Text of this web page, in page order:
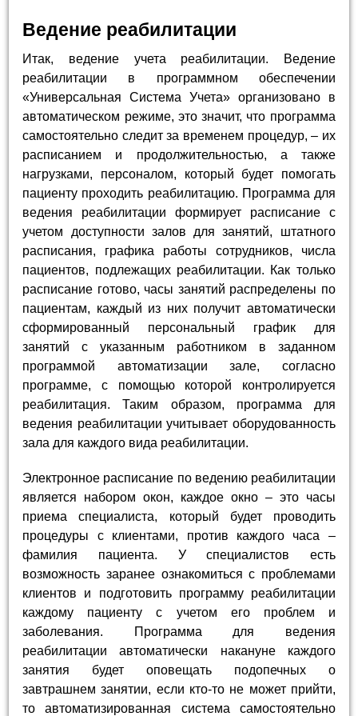
Ведение реабилитации
Итак, ведение учета реабилитации. Ведение
реабилитации в программном обеспечении
«Универсальная Система Учета» организовано в
автоматическом режиме, это значит, что программа
самостоятельно следит за временем процедур, – их
расписанием и продолжительностью, а также
нагрузками, персоналом, который будет помогать
пациенту проходить реабилитацию. Программа для
ведения реабилитации формирует расписание с
учетом доступности залов для занятий, штатного
расписания, графика работы сотрудников, числа
пациентов, подлежащих реабилитации. Как только
расписание готово, часы занятий распределены по
пациентам, каждый из них получит автоматически
сформированный персональный график для
занятий с указанным работником в заданном
программой автоматизации зале, согласно
программе, с помощью которой контролируется
реабилитация. Таким образом, программа для
ведения реабилитации учитывает оборудованность
зала для каждого вида реабилитации.
Электронное расписание по ведению реабилитации
является набором окон, каждое окно – это часы
приема специалиста, который будет проводить
процедуры с клиентами, против каждого часа –
фамилия пациента. У специалистов есть
возможность заранее ознакомиться с проблемами
клиентов и подготовить программу реабилитации
каждому пациенту с учетом его проблем и
заболевания. Программа для ведения
реабилитации автоматически накануне каждого
занятия будет оповещать подопечных о
завтрашнем занятии, если кто-то не может прийти,
то автоматизированная система самостоятельно